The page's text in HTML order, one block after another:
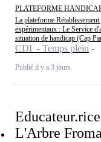
PLATEFORME
La plateforme
expérimentaux : Le Service
situation de handicap (Cap
CDI - Temps plein
Publié il y a 3 jours
L'Arbre